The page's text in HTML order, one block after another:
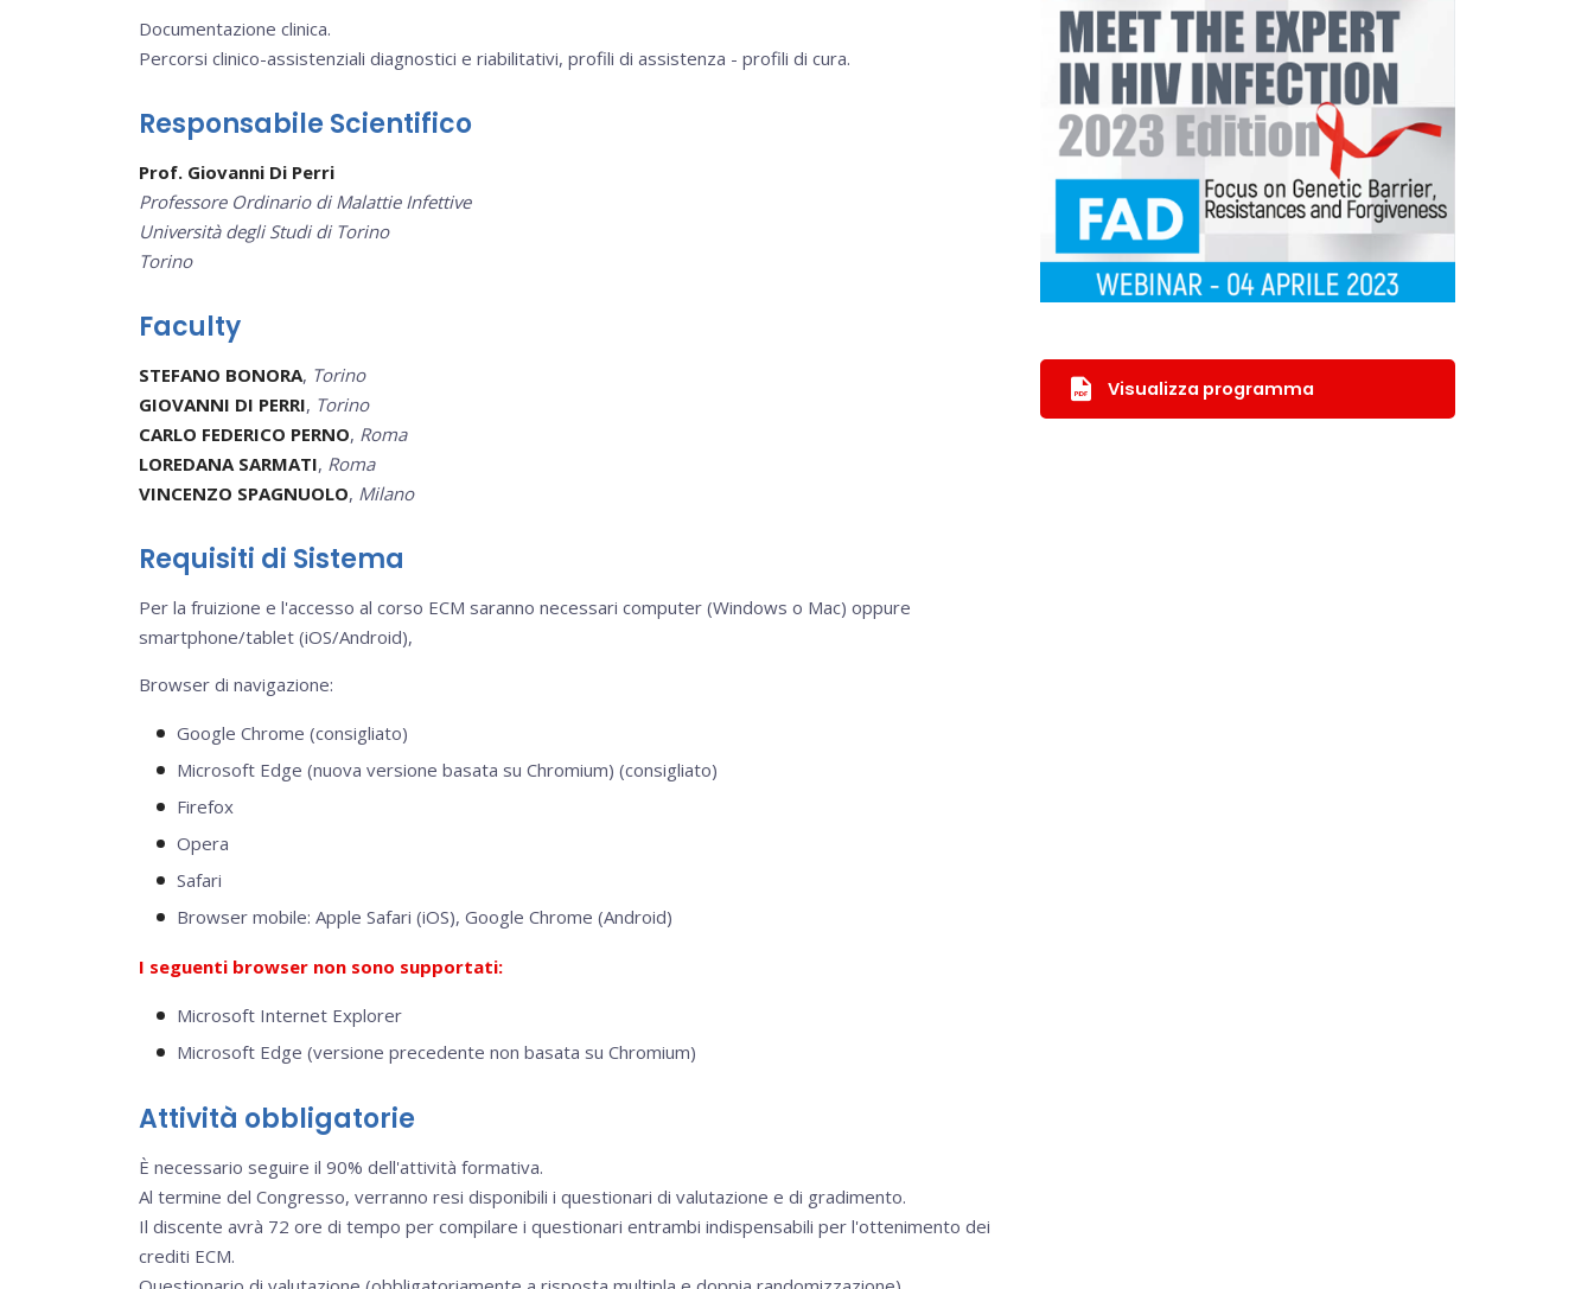
Documentazione clinica.
Percorsi clinico-assistenziali diagnostici e riabilitativi, profili di assistenza - profili di cura.
Responsabile Scientifico
Prof. Giovanni Di Perri
Professore Ordinario di Malattie Infettive
Università degli Studi di Torino
Torino
Faculty
STEFANO BONORA, Torino
GIOVANNI DI PERRI, Torino
CARLO FEDERICO PERNO, Roma
LOREDANA SARMATI, Roma
VINCENZO SPAGNUOLO, Milano
Requisiti di Sistema
Per la fruizione e l'accesso al corso ECM saranno necessari computer (Windows o Mac) oppure
smartphone/tablet (iOS/Android),
Browser di navigazione:
Google Chrome (consigliato)
Microsoft Edge (nuova versione basata su Chromium) (consigliato)
Firefox
Opera
Safari
Browser mobile: Apple Safari (iOS), Google Chrome (Android)
I seguenti browser non sono supportati:
Microsoft Internet Explorer
Microsoft Edge (versione precedente non basata su Chromium)
Attività obbligatorie
È necessario seguire il 90% dell'attività formativa.
Al termine del Congresso, verranno resi disponibili i questionari di valutazione e di gradimento.
Il discente avrà 72 ore di tempo per compilare i questionari entrambi indispensabili per l'ottenimento dei
crediti ECM.
Visualizza programma